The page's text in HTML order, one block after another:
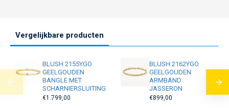
Vergelijkbare producten
BLUSH 2155YGO
GEELGOUDEN
BANGLE MET
SCHARNIERSLUITING
€1.799,00
BLUSH 2162YGO
GEELGOUDEN
ARMBAND
JASSERON
€899,00